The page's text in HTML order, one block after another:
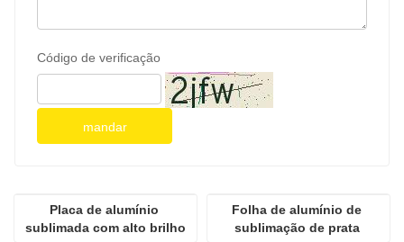
Código de verificação
mandar
Placa de alumínio
sublimada com alto brilho
Folha de alumínio de
sublimação de prata